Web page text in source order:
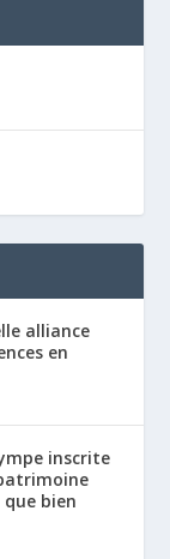
alliance
en
inscrite
que bien